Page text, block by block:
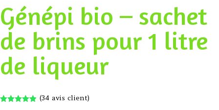
Génépi bio – sachet
de brins pour 1 litre
de liqueur
(34 avis client)